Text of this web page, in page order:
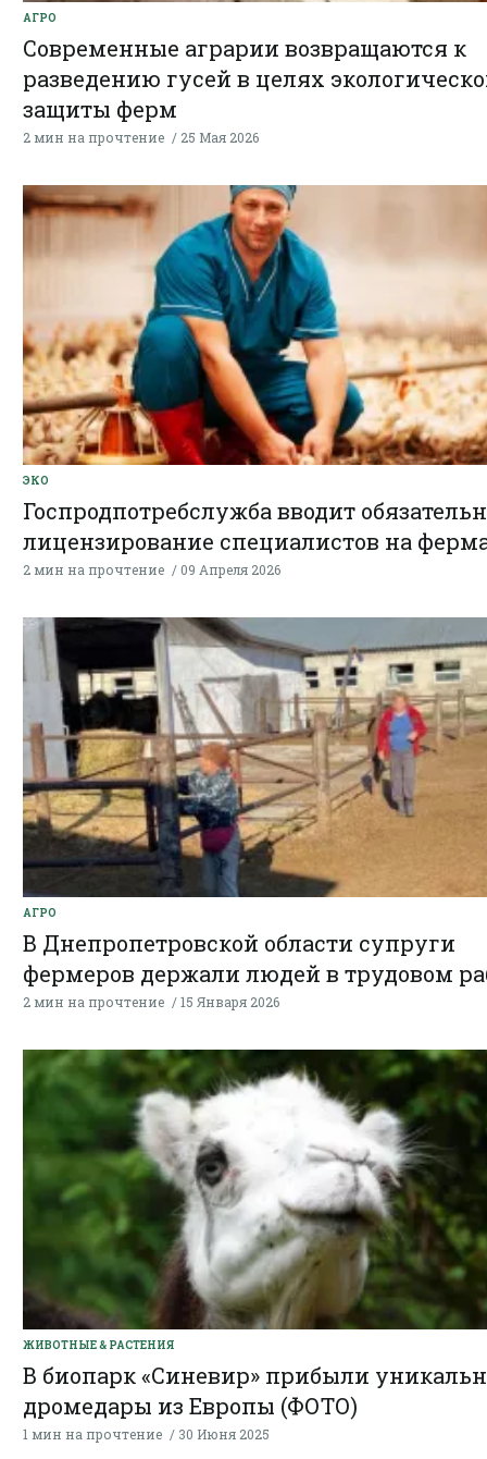
АГРО
Современные аграрии возвращаются к
разведению гусей в целях
защиты ферм
2 мин на прочтение 25 Мая 2026
ЭКО
Госпродпотребслужба вводит
лицензирование специалистов на
2 мин на прочтение 09 Апреля 2026
АГРО
В Днепропетровской области супруги
фермеров держали людей в трудовом
2 мин на прочтение 15 Января 2026
ЖИВОТНЫЕ & РАСТЕНИЯ
В биопарк «Синевир» прибыли
дромедары из Европы (ФОТО)
1 мин на прочтение 30 Июня 2025